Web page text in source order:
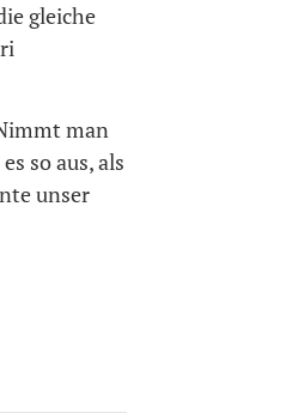
gleiche
man
so aus, als
unser